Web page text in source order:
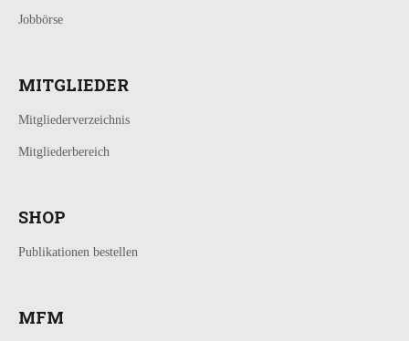
Jobbörse
MITGLIEDER
Mitgliederverzeichnis
Mitgliederbereich
SHOP
Publikationen bestellen
MFM